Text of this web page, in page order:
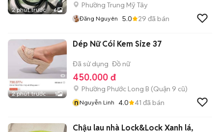
2 phút trước 6
Phường Trung Mỹ Tây
Đăng Nguyên 5.0 29 đã bán
2 phút trước 1
Dép Nữ Cói Kem Size 37
Đã sử dụng Đồ nữ
450.000 đ
Phường Phước Long B (Quận 9 cũ)
nNguyễn Linh 4.0 41 đã bán
Chậu lau nhà Lock&Lock Xanh lá,